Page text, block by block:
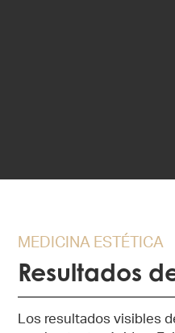
MEDICINA ESTÉTICA
Resultados
Los resultados visibles